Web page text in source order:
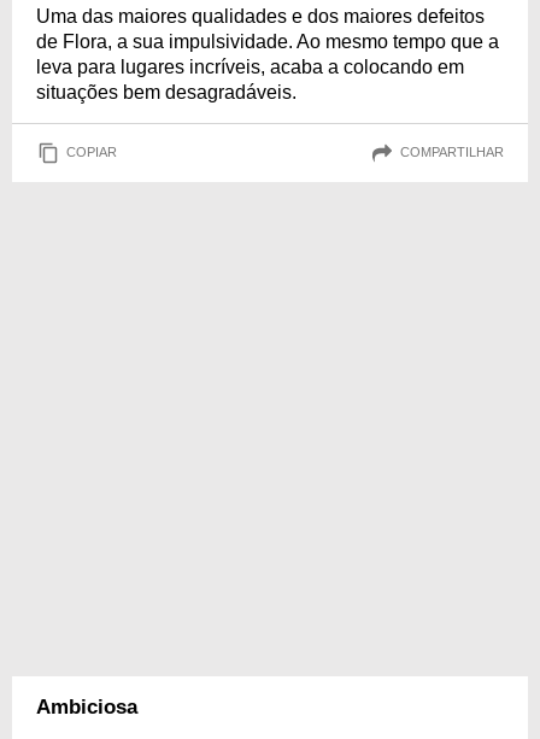
Uma das maiores qualidades e dos maiores defeitos
de Flora, a sua impulsividade. Ao mesmo tempo que a
leva para lugares incríveis, acaba a colocando em
situações bem desagradáveis.
COPIAR COMPARTILHAR
Ambiciosa